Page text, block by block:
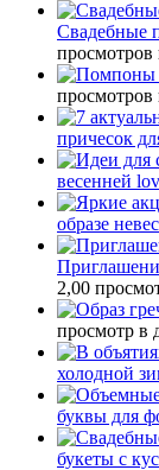
Свадебные
просмотров
просмотров
причесок
весенней
образе
2,00
просмотр в
холодной
буквы для
букеты с